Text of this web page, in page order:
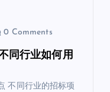
0 Comments
同行业如何用
不同行业的招标项